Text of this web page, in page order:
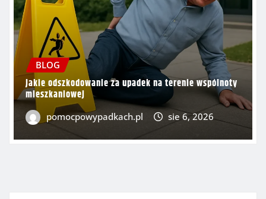
BLOG
Jakie odszkodowanie za upadek na terenie wspólnoty
mieszkaniowej
pomocpowypadkach.pl sie 6, 2026